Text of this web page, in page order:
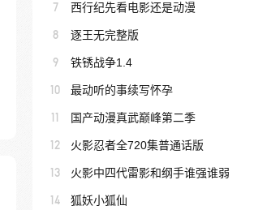
7 西行纪先看电影还是动漫
8 逐王无完整版
9 铁锈战争1.4
10 最动听的事续写怀孕
11 国产动漫真武巅峰第二季
12 火影忍者全720集普通话版
13 火影中四代雷影和纲手谁强谁弱
14 狐妖小狐仙